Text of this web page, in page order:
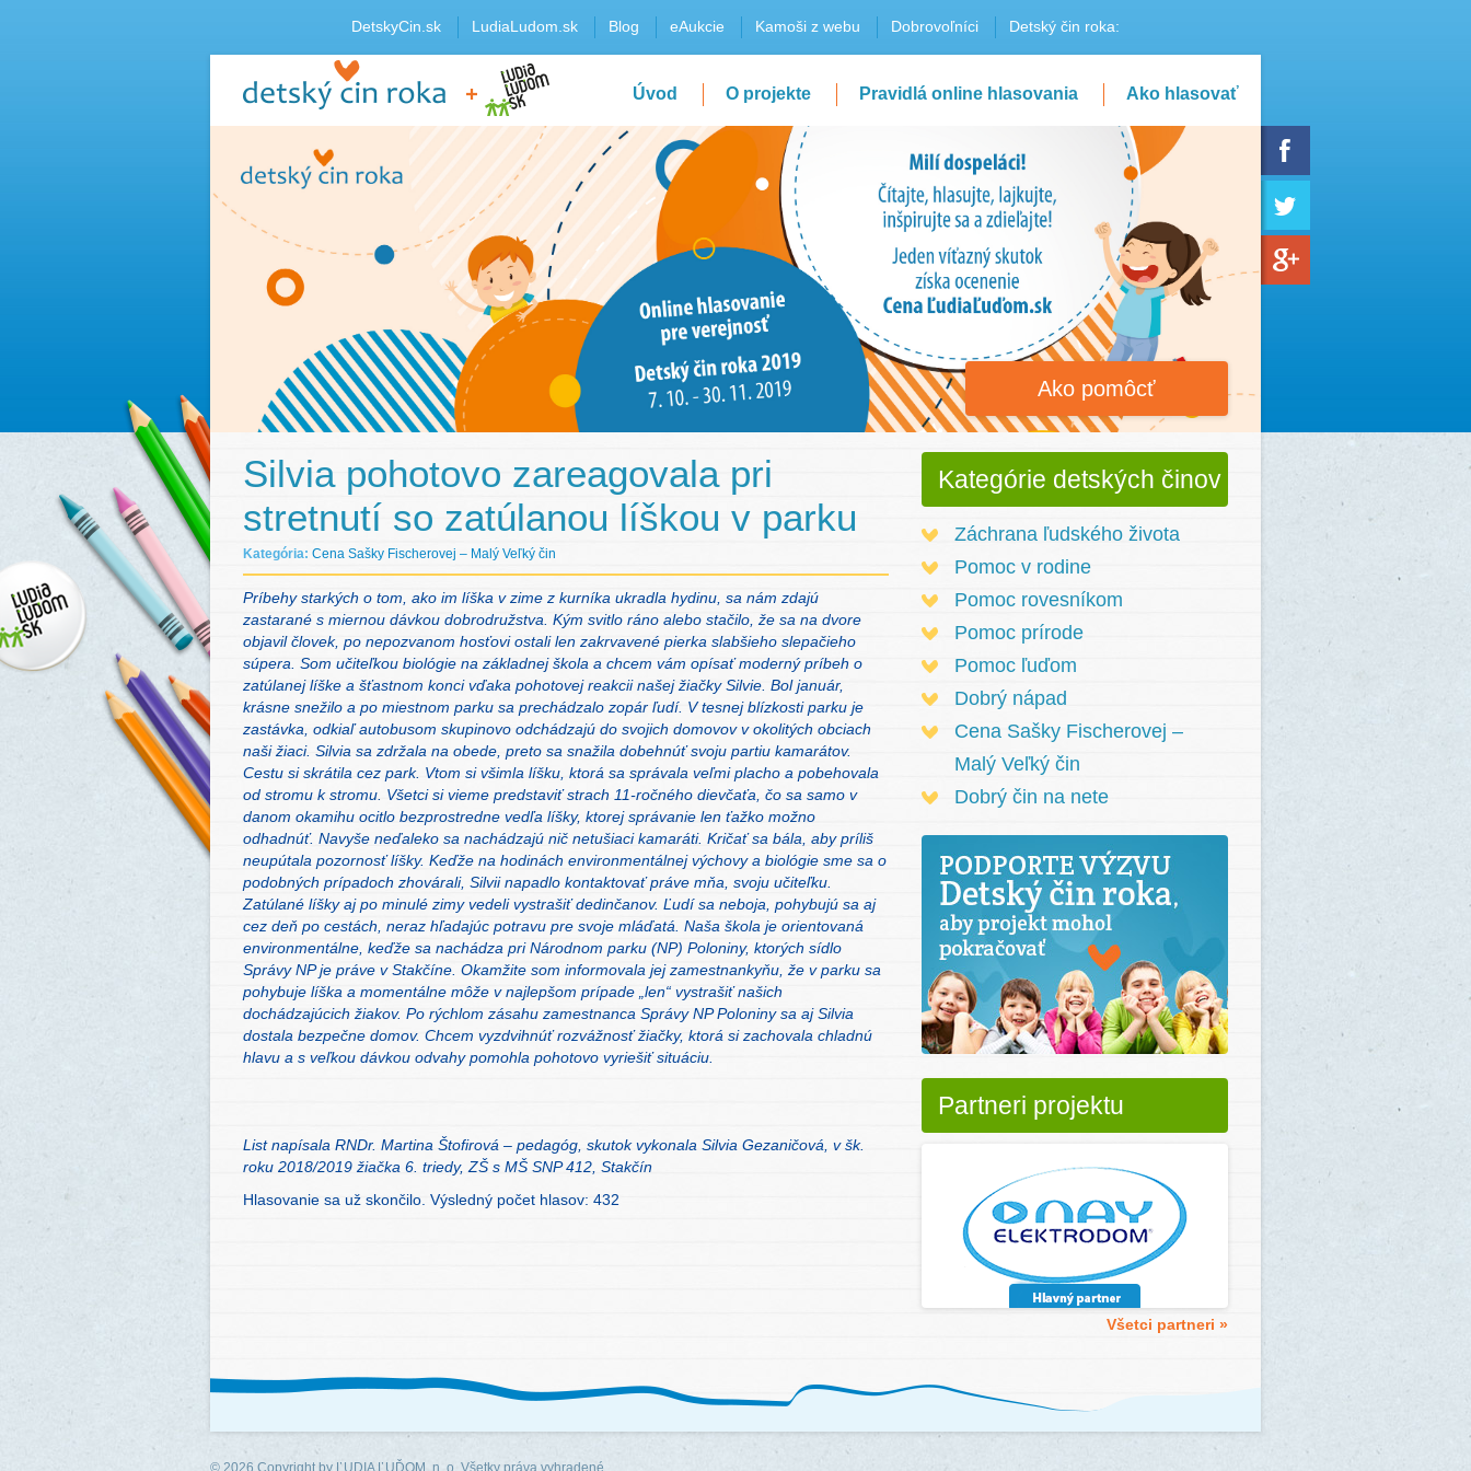
DetskyCin.sk LudiaLudom.sk Blog eAukcie Kamoši z webu Dobrovoľníci Detský čin roka:
Úvod O projekte Pravidlá online hlasovania Ako hlasovať
Ako pomôcť
Silvia pohotovo zareagovala pri
stretnutí so zatúlanou líškou v parku
Kategória: Cena Sašky Fischerovej – Malý Veľký čin
Príbehy starkých o tom, ako im líška v zime z kurníka ukradla hydinu, sa nám zdajú
zastarané s miernou dávkou dobrodružstva. Kým svitlo ráno alebo stačilo, že sa na dvore
objavil človek, po nepozvanom hosťovi ostali len zakrvavené pierka slabšieho slepačieho
súpera. Som učiteľkou biológie na základnej škola a chcem vám opísať moderný príbeh o
zatúlanej líške a šťastnom konci vďaka pohotovej reakcii našej žiačky Silvie. Bol január,
krásne snežilo a po miestnom parku sa prechádzalo zopár ľudí. V tesnej blízkosti parku je
zastávka, odkiaľ autobusom skupinovo odchádzajú do svojich domovov v okolitých obciach
naši žiaci. Silvia sa zdržala na obede, preto sa snažila dobehnúť svoju partiu kamarátov.
Cestu si skrátila cez park. Vtom si všimla líšku, ktorá sa správala veľmi placho a pobehovala
od stromu k stromu. Všetci si vieme predstaviť strach 11-ročného dievčaťa, čo sa samo v
danom okamihu ocitlo bezprostredne vedľa líšky, ktorej správanie len ťažko možno
odhadnúť. Navyše neďaleko sa nachádzajú nič netušiaci kamaráti. Kričať sa bála, aby príliš
neupútala pozornosť líšky. Keďže na hodinách environmentálnej výchovy a biológie sme sa o
podobných prípadoch zhovárali, Silvii napadlo kontaktovať práve mňa, svoju učiteľku.
Zatúlané líšky aj po minulé zimy vedeli vystrašiť dedinčanov. Ľudí sa neboja, pohybujú sa aj
cez deň po cestách, neraz hľadajúc potravu pre svoje mláďatá. Naša škola je orientovaná
environmentálne, keďže sa nachádza pri Národnom parku (NP) Poloniny, ktorých sídlo
Správy NP je práve v Stakčíne. Okamžite som informovala jej zamestnankyňu, že v parku sa
pohybuje líška a momentálne môže v najlepšom prípade „len“ vystrašiť našich
dochádzajúcich žiakov. Po rýchlom zásahu zamestnanca Správy NP Poloniny sa aj Silvia
dostala bezpečne domov. Chcem vyzdvihnúť rozvážnosť žiačky, ktorá si zachovala chladnú
hlavu a s veľkou dávkou odvahy pomohla pohotovo vyriešiť situáciu.
List napísala RNDr. Martina Štofirová – pedagóg, skutok vykonala Silvia Gezaničová, v šk.
roku 2018/2019 žiačka 6. triedy, ZŠ s MŠ SNP 412, Stakčín
Hlasovanie sa už skončilo. Výsledný počet hlasov: 432
Kategórie detských činov
Záchrana ľudského života
Pomoc v rodine
Pomoc rovesníkom
Pomoc prírode
Pomoc ľuďom
Dobrý nápad
Cena Sašky Fischerovej –
Malý Veľký čin
Dobrý čin na nete
Partneri projektu
Všetci partneri »
© 2026 Copyright by ĽUDIA ĽUĎOM, n. o. Všetky práva vyhradené.